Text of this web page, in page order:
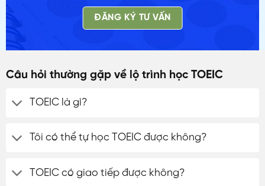
ĐĂNG KÝ TƯ VẤN
Câu hỏi thường gặp về lộ trình học TOEIC
TOEIC là gì?
Tôi có thể tự học TOEIC được không?
TOEIC có giao tiếp được không?